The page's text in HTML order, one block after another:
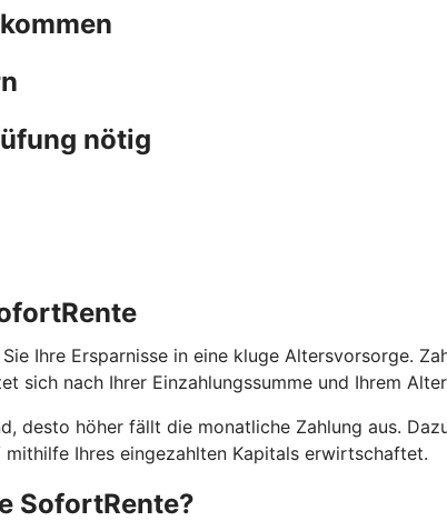
nötig
Ihre Ersparnisse in eine kluge Altersvorsorge.
sich nach Ihrer Einzahlungssumme und Ihrem
desto höher fällt die monatliche Zahlung aus.
Ihres eingezahlten Kapitals erwirtschaftet.
SofortRente?